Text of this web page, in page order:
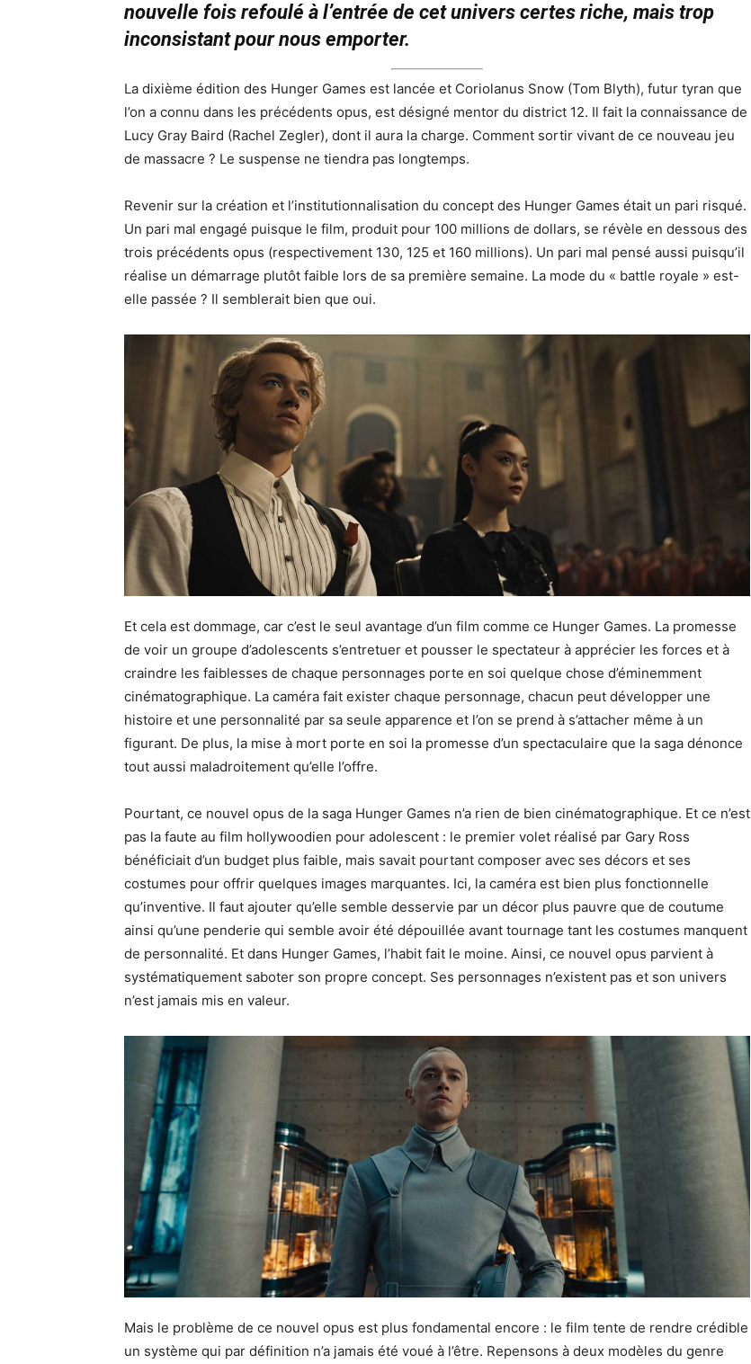
nouvelle fois refoulé à l’entrée de cet univers certes riche, mais trop
inconsistant pour nous emporter.
La dixième édition des Hunger Games est lancée et Coriolanus Snow (Tom Blyth), futur tyran que
l’on a connu dans les précédents opus, est désigné mentor du district 12. Il fait la connaissance de
Lucy Gray Baird (Rachel Zegler), dont il aura la charge. Comment sortir vivant de ce nouveau jeu
de massacre ? Le suspense ne tiendra pas longtemps.
Revenir sur la création et l’institutionnalisation du concept des Hunger Games était un pari risqué.
Un pari mal engagé puisque le film, produit pour 100 millions de dollars, se révèle en dessous des
trois précédents opus (respectivement 130, 125 et 160 millions). Un pari mal pensé aussi puisqu’il
réalise un démarrage plutôt faible lors de sa première semaine. La mode du « battle royale » est-
elle passée ? Il semblerait bien que oui.
Et cela est dommage, car c’est le seul avantage d’un film comme ce Hunger Games. La promesse
de voir un groupe d’adolescents s’entretuer et pousser le spectateur à apprécier les forces et à
craindre les faiblesses de chaque personnages porte en soi quelque chose d’éminemment
cinématographique. La caméra fait exister chaque personnage, chacun peut développer une
histoire et une personnalité par sa seule apparence et l’on se prend à s’attacher même à un
figurant. De plus, la mise à mort porte en soi la promesse d’un spectaculaire que la saga dénonce
tout aussi maladroitement qu’elle l’offre.
Pourtant, ce nouvel opus de la saga Hunger Games n’a rien de bien cinématographique. Et ce n’est
pas la faute au film hollywoodien pour adolescent : le premier volet réalisé par Gary Ross
bénéficiait d’un budget plus faible, mais savait pourtant composer avec ses décors et ses
costumes pour offrir quelques images marquantes. Ici, la caméra est bien plus fonctionnelle
qu’inventive. Il faut ajouter qu’elle semble desservie par un décor plus pauvre que de coutume
ainsi qu’une penderie qui semble avoir été dépouillée avant tournage tant les costumes manquent
de personnalité. Et dans Hunger Games, l’habit fait le moine. Ainsi, ce nouvel opus parvient à
systématiquement saboter son propre concept. Ses personnages n’existent pas et son univers
n’est jamais mis en valeur.
Mais le problème de ce nouvel opus est plus fondamental encore : le film tente de rendre crédible
un système qui par définition n’a jamais été voué à l’être. Repensons à deux modèles du genre